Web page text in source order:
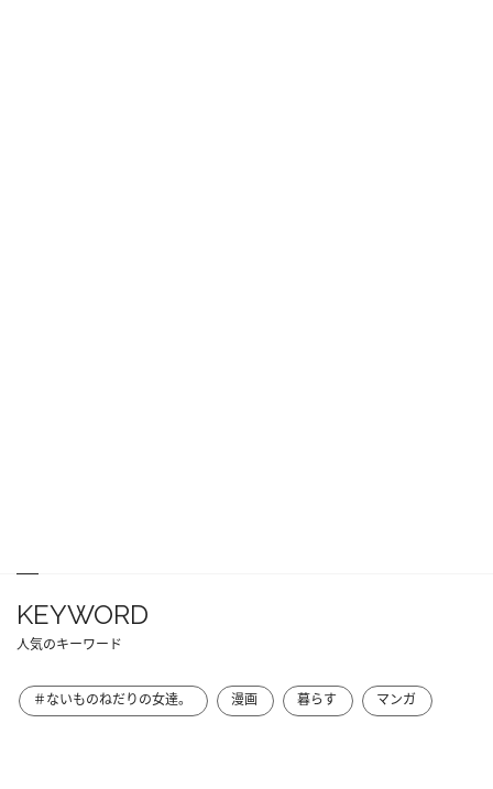
KEYWORD
人気のキーワード
＃ないものねだりの女達。 漫画 暮らす マンガ